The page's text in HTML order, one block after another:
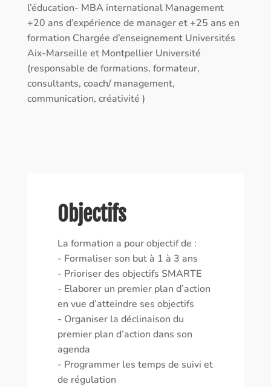
l’éducation- MBA international Management
+20 ans d’expérience de manager et +25 ans en
formation Chargée d’enseignement Universités
Aix-Marseille et Montpellier Université
(responsable de formations, formateur,
consultants, coach/ management,
communication, créativité )
Objectifs
La formation a pour objectif de :
- Formaliser son but à 1 à 3 ans
- Prioriser des objectifs SMARTE
- Elaborer un premier plan d’action
en vue d’atteindre ses objectifs
- Organiser la déclinaison du
premier plan d’action dans son
agenda
- Programmer les temps de suivi et
de régulation